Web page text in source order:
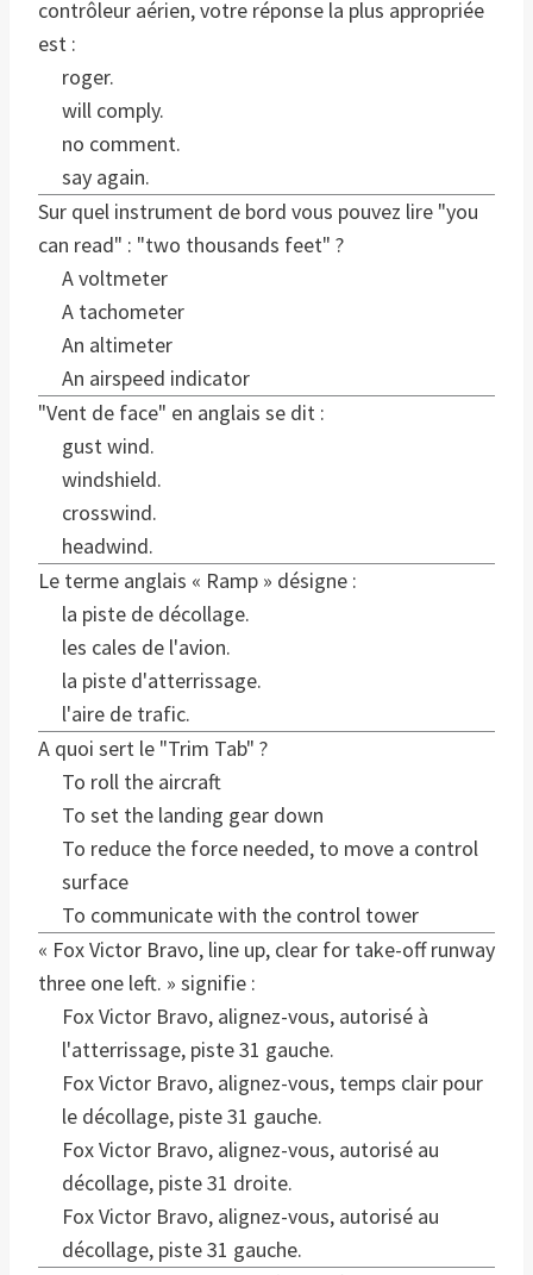
contrôleur aérien, votre réponse la plus appropriée
est :
roger.
will comply.
no comment.
say again.
Sur quel instrument de bord vous pouvez lire "you
can read" : "two thousands feet" ?
A voltmeter
A tachometer
An altimeter
An airspeed indicator
"Vent de face" en anglais se dit :
gust wind.
windshield.
crosswind.
headwind.
Le terme anglais « Ramp » désigne :
la piste de décollage.
les cales de l'avion.
la piste d'atterrissage.
l'aire de trafic.
A quoi sert le "Trim Tab" ?
To roll the aircraft
To set the landing gear down
To reduce the force needed, to move a control
surface
To communicate with the control tower
« Fox Victor Bravo, line up, clear for take-off runway
three one left. » signifie :
Fox Victor Bravo, alignez-vous, autorisé à
l'atterrissage, piste 31 gauche.
Fox Victor Bravo, alignez-vous, temps clair pour
le décollage, piste 31 gauche.
Fox Victor Bravo, alignez-vous, autorisé au
décollage, piste 31 droite.
Fox Victor Bravo, alignez-vous, autorisé au
décollage, piste 31 gauche.